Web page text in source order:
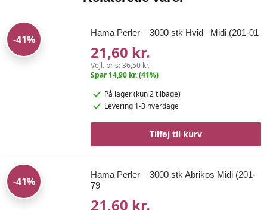
-41%
Hama Perler – 3000 stk Hvid– Midi (201-01
21,60 kr.
Vejl. pris:36,50 kr.
Spar 14,90 kr. (41%)
På lager(kun 2 tilbage)
Levering 1-3 hverdage
Tilføj til kurv
-41%
Hama Perler – 3000 stk Abrikos Midi (201-
79
21,60 kr.